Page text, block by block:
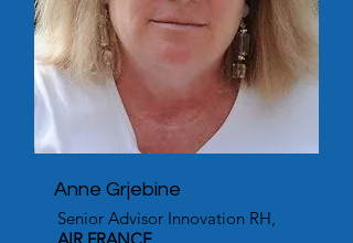
Anne Grjebine
Senior Advisor Innovation RH,